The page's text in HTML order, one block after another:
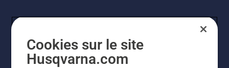
Cookies sur le site
Husqvarna.com